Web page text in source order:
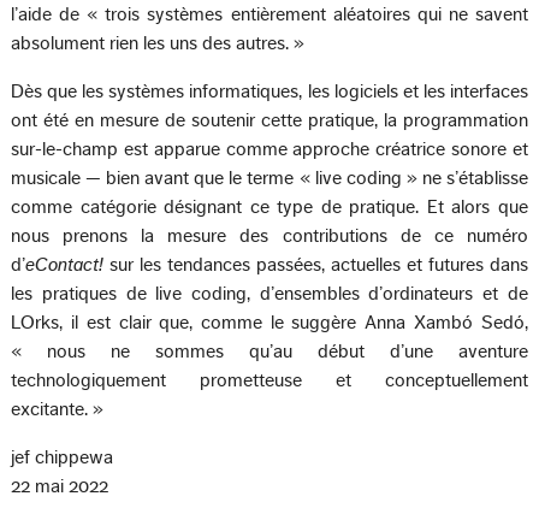
l’aide de « trois systèmes entièrement aléatoires qui ne savent
absolument rien les uns des autres. »
Dès que les systèmes informatiques, les logiciels et les interfaces
ont été en mesure de soutenir cette pratique, la programmation
sur-le-champ est apparue comme approche créatrice sonore et
musicale — bien avant que le terme « live coding » ne s’établisse
comme catégorie désignant ce type de pratique. Et alors que
nous prenons la mesure des contributions de ce numéro
d’eContact! sur les tendances passées, actuelles et futures dans
les pratiques de live coding, d’ensembles d’ordinateurs et de
LOrks, il est clair que, comme le suggère Anna Xambó Sedó,
« nous ne sommes qu’au début d’une aventure
technologiquement prometteuse et conceptuellement
excitante. »
jef chippewa
22 mai 2022